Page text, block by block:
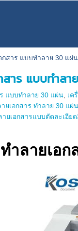
กสาร แบบทําลาย 30 แผ่น
สาร แบบทําล
แบบทําลาย 30 แผ่น เค
ายเอกสาร ทําลาย 30 แผ่น
ายเอกสารแบบตัดละเอีย
ทำลายเอ